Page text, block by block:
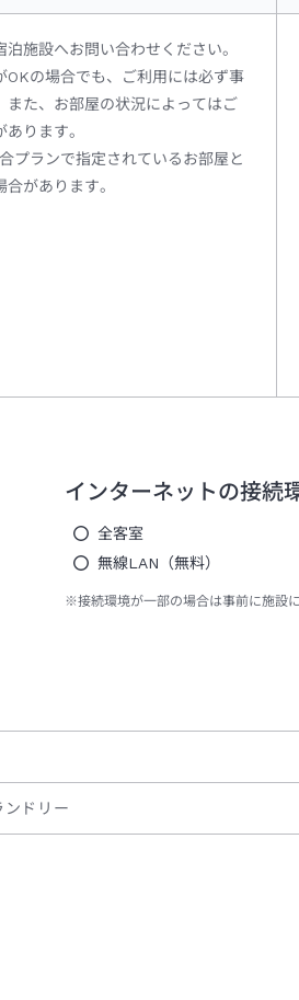
施設へお問い合わせください。
OKの場合でも、ご利用には必ず事
また、お部屋の状況によってはご
ります。
プランで指定されているお部屋と
があります。
インターネットの接続
全客室
無線LAN（無料）
※接続環境が一部の場合は事前に施設
ンドリー